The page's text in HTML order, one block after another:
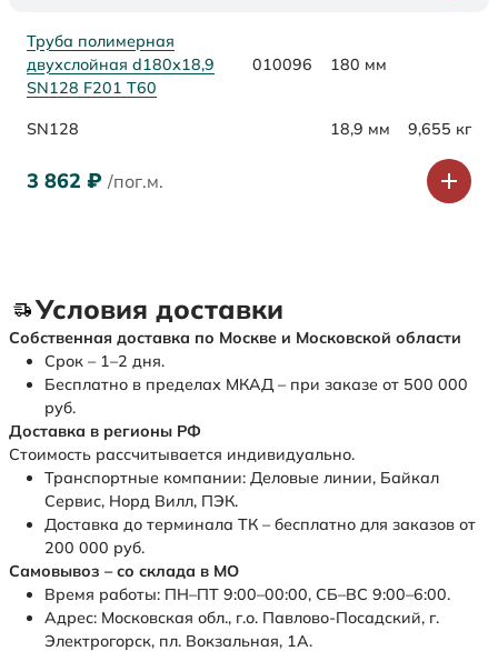
Труба полимерная
двухслойная d180х18,9
SN128 F201 Т60
010096 180 мм
SN128 18,9 мм 9,655 кг
3 862 ₽ /пог.м.
Условия доставки
Собственная доставка по Москве и Московской области
Срок – 1–2 дня.
Бесплатно в пределах МКАД – при заказе от 500 000
руб.
Доставка в регионы РФ
Стоимость рассчитывается индивидуально.
Транспортные компании: Деловые линии, Байкал
Сервис, Норд Вилл, ПЭК.
Доставка до терминала ТК – бесплатно для заказов от
200 000 руб.
Самовывоз – со склада в МО
Время работы: ПН–ПТ 9:00–00:00, СБ–ВС 9:00–6:00.
Адрес: Московская обл., г.о. Павлово-Посадский, г.
Электрогорск, пл. Вокзальная, 1А.